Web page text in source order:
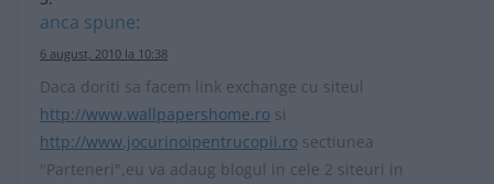
anca spune:
6 august, 2010 la 10:38
Daca doriti sa facem link exchange cu siteul
http://www.wallpapershome.ro si
http://www.jocurinoipentrucopii.ro sectiunea
"Parteneri",eu va adaug blogul in cele 2 siteuri in